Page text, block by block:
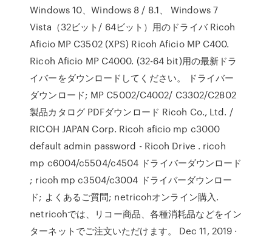
Windows 10、Windows 8 / 8.1、 Windows 7
Vista（32ビット/ 64ビット）用のドライバ Ricoh
Aficio MP C3502 (XPS) Ricoh Aficio MP C400.
Ricoh Aficio MP C4000. (32-64 bit)用の最新ドラ
イバーをダウンロードしてください。 ドライバー
ダウンロード; MP C5002/C4002/ C3302/C2802
製品カタログ PDFダウンロード Ricoh Co., Ltd. /
RICOH JAPAN Corp. Ricoh aficio mp c3000
default admin password - Ricoh Drive . ricoh
mp c6004/c5504/c4504 ドライバーダウンロード
; ricoh mp c3504/c3004 ドライバーダウンロー
ド; よくあるご質問; netricohオンライン購入.
netricohでは、リコー商品、各種消耗品などをイン
ターネットでご注文いただけます。 Dec 11, 2019 ·